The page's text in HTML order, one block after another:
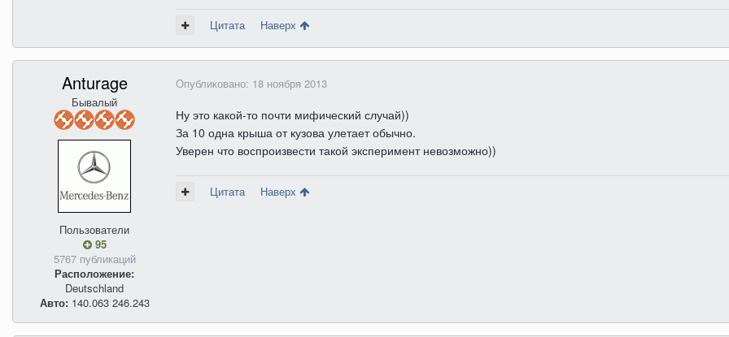
Цитата Наверх
Anturage
Бывалый
Пользователи
95
5767 публикаций
Расположение:
Deutschland
Авто:140.063 246.243
Опубликовано: 18 ноября 2013
Ну это какой-то почти мифический случай))
За 10 одна крыша от кузова улетает обычно.
Уверен что воспроизвести такой эксперимент невозможно))
Цитата Наверх